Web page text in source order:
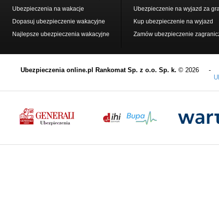
Ubezpieczenia na wakacje
Dopasuj ubezpieczenie wakacyjne
Najlepsze ubezpieczenia wakacyjne
Ubezpieczenie na wyjazd za
Kup ubezpieczenie na wyjazd
Zamów ubezpieczenie
Ubezpieczenia online.pl Rankomat Sp. z o.o. Sp. k. © 2026